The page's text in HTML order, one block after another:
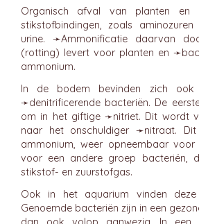
Organisch afval van planten en
stikstofbindingen, zoals
urine. ➛Ammonificatie daarvan
(rotting) levert voor planten en ➛
ammonium.
In de bodem bevinden zich
➛denitrificerende bacteriën. De
om in het giftige ➛nitriet. Dit wordt
naar het onschuldiger ➛nitraat. Dit
ammonium, weer opneembaar
voor een andere groep bacteriën,
stikstof- en zuurstofgas.
Ook in het aquarium vinden deze
Genoemde bacteriën zijn in een